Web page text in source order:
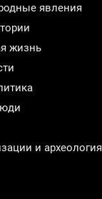
явления
жизнь
и археология